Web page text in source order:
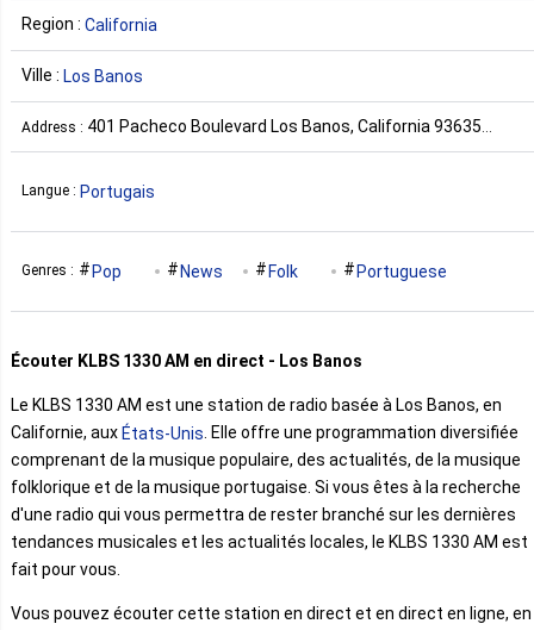
Region : California
Ville : Los Banos
Address : 401 Pacheco Boulevard Los Banos, California 93635
États-Unis
Langue : Portugais
Genres : Pop News Folk Portuguese
Écouter KLBS 1330 AM en direct - Los Banos
Le KLBS 1330 AM est une station de radio basée à Los Banos, en
Californie, auxÉtats-Unis . Elle offre une programmation diversifiée
comprenant de la musique populaire, des actualités, de la musique
folklorique et de la musique portugaise. Si vous êtes à la recherche
d'une radio qui vous permettra de rester branché sur les dernières
tendances musicales et les actualités locales, le KLBS 1330 AM est
fait pour vous.
Vous pouvez écouter cette station en direct et en direct en ligne, en